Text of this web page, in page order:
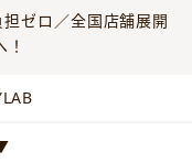
ゼロ／全国店舗展開